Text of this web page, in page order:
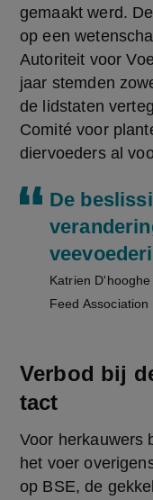
gemaakt werd.
op een
Autoriteit voor
jaar stemden
de lidstaten
Comité voor
diervoeders al
De
Katrien
Feed Association
Verbod bij
tact
Voor herkauwers
het voer
op BSE, de